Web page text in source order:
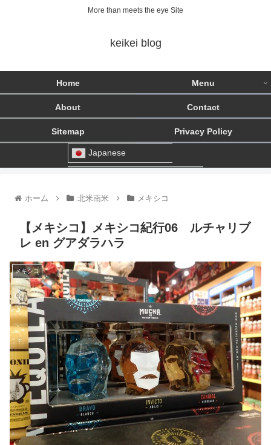
More than meets the eye Site
keikei blog
Home Menu
About Contact
Sitemap Privacy Policy
Japanese
ホーム 北米南米 メキシコ
【メキシコ】メキシコ紀行06 ルチャリブ
レ en グアダラハラ
メキシコ